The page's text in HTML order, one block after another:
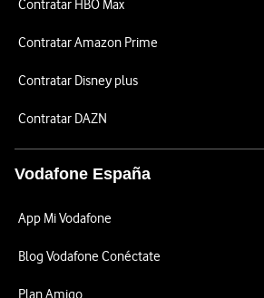
Contratar HBO Max
Contratar Amazon Prime
Contratar Disney plus
Contratar DAZN
Vodafone España
App Mi Vodafone
Blog Vodafone Conéctate
Plan Amigo